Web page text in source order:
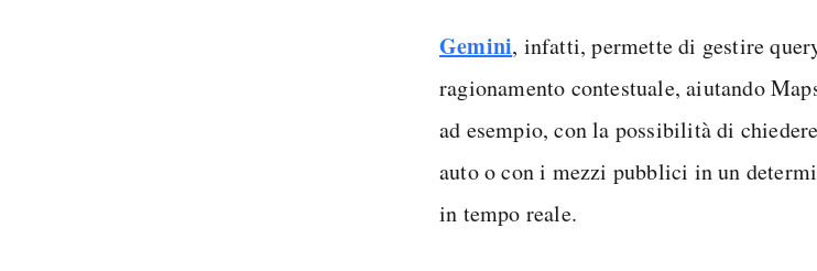
Gemini, infatti, permette di gestire
ragionamento contestuale, aiutando
ad esempio, con la possibilità di
auto o con i mezzi pubblici in un
in tempo reale.